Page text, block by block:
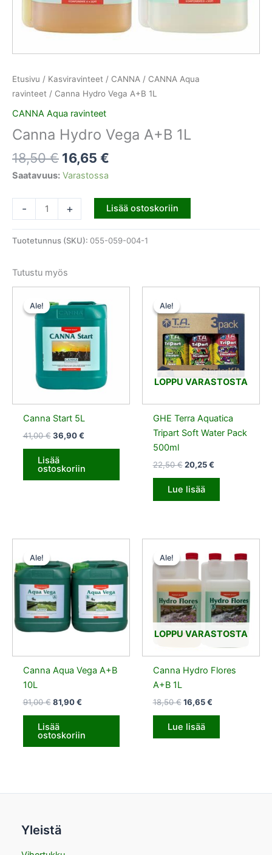
Etusivu / Kasviravinteet / CANNA / CANNA Aqua
ravinteet / Canna Hydro Vega A+B 1L
CANNA Aqua ravinteet
Canna Hydro Vega A+B 1L
18,50€ 16,65 €
Saatavuus: Varastossa
- + Lisää ostoskoriin
Tuotetunnus (SKU): 055-059-004-1
Tutustu myös
Ale!
Ale!
Canna Start 5L
41,00€
Alkuperäinen
hinta
oli:
41,00 €.
36,90€
Nykyinen
hinta
on:
36,90 €.
Lisää
ostoskoriin
Ale!
LOPPU VARASTOSTA
Ale!
GHE Terra Aquatica
Tripart Soft Water Pack
500ml
22,50€
Alkuperäinen
oli:
22,50 €.
20,25€
Nykyinen
on:
20,25 €.
Lue lisää
Ale!
Ale!
Canna Aqua Vega A+B
10L
91,00€
oli:
91,00 €.
81,90€
on:
81,90 €.
Lisää
ostoskoriin
Ale!
LOPPU VARASTOSTA
Ale!
Canna Hydro Flores
A+B 1L
18,50€
hinta
oli:
16,65€
hinta
on:
Lue lisää
Yleistä